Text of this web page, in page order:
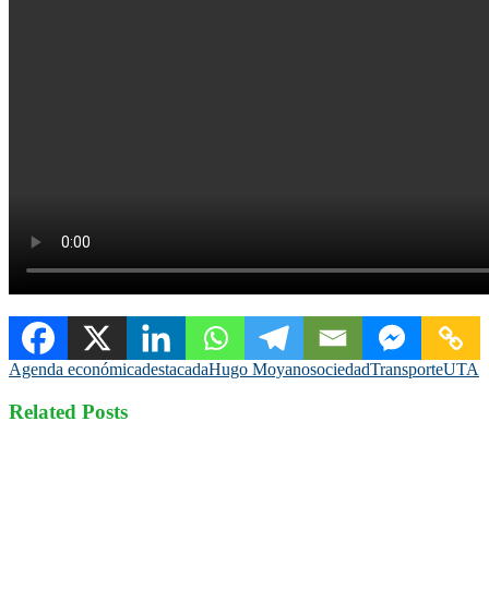
Agenda económicadestacadaHugo MoyanosociedadTransporteUTA
Related Posts